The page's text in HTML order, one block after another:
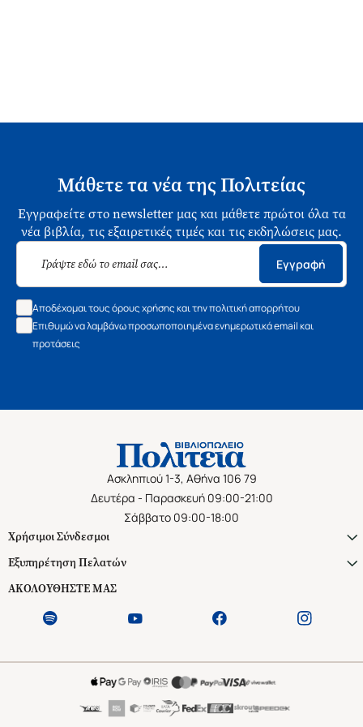
Μάθετε τα νέα της Πολιτείας
Εγγραφείτε στο newsletter μας και μάθετε πρώτοι όλα τα
νέα βιβλία, τις εξαιρετικές τιμές και τις εκδηλώσεις μας.
Εγγραφή
Αποδέχομαι τους όρους χρήσης και την πολιτική απορρήτου
Επιθυμώ να λαμβάνω προσωποποιημένα ενημερωτικά email και
προτάσεις
Ασκληπιού 1-3, Αθήνα 106 79
Δευτέρα - Παρασκευή 09:00-21:00
Σάββατο 09:00-18:00
Χρήσιμοι Σύνδεσμοι
Εξυπηρέτηση Πελατών
ΑΚΟΛΟΥΘΗΣΤΕ ΜΑΣ